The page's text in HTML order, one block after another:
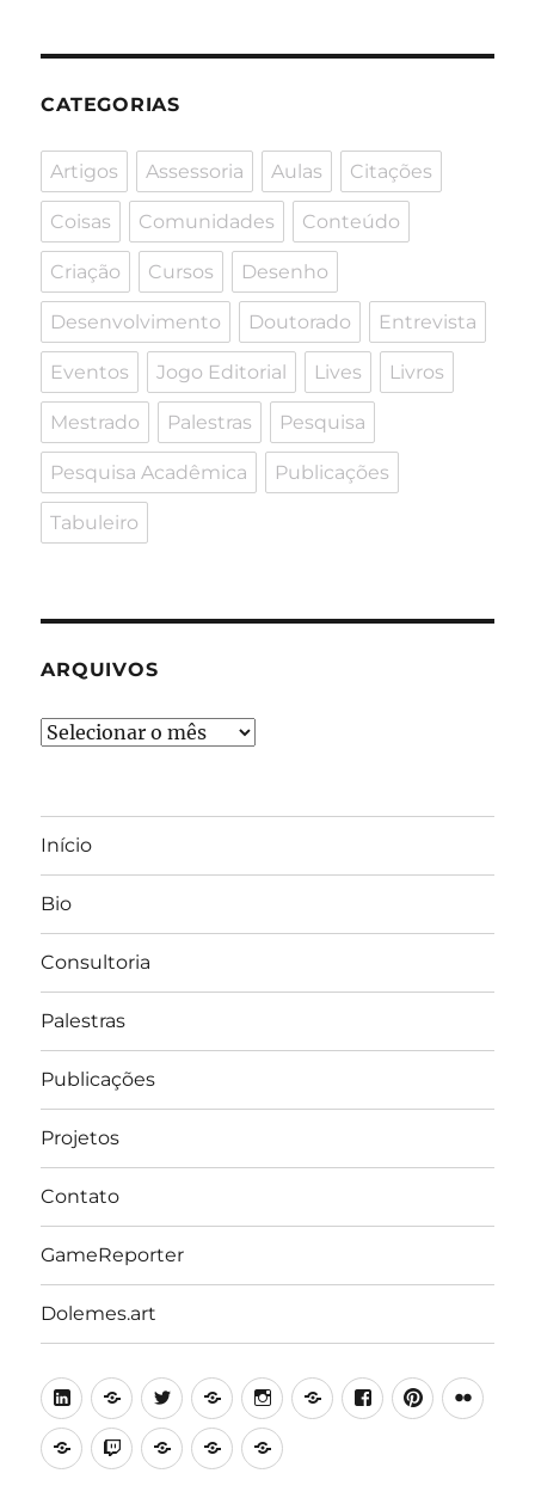
CATEGORIAS
Artigos Assessoria Aulas Citações
Coisas Comunidades Conteúdo
Criação Cursos Desenho
Desenvolvimento Doutorado Entrevista
Eventos Jogo Editorial Lives Livros
Mestrado Palestras Pesquisa
Pesquisa Acadêmica Publicações
Tabuleiro
ARQUIVOS
Arquivos
Início
Bio
Consultoria
Palestras
Publicações
Projetos
Contato
GameReporter
Dolemes.art
LinkedIn
LattesTwitterMediumInstagram
BehanceFacebook
PinterestFlickr
Academia.edu
TwitchMinecraft
Education
SteamItch.io